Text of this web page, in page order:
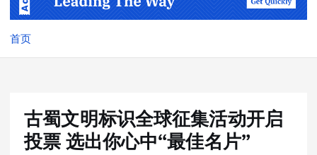
首页
古蜀文明标识全球征集活动开启
投票 选出你心中“最佳名片”